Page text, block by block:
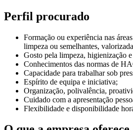
Perfil procurado
Formação ou experiência nas
limpeza ou semelhantes,
Gosto pela limpeza, higienização
Conhecimentos das normas de
Capacidade para trabalhar sob
Espírito de equipa e iniciativa;
Organização, polivalência,
Cuidado com a apresentação
Flexibilidade e disponibilidade